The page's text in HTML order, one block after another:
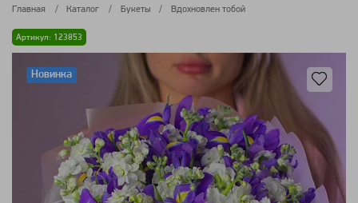
Главная Каталог Букеты Вдохновлен тобой
Артикул: 123853
Новинка